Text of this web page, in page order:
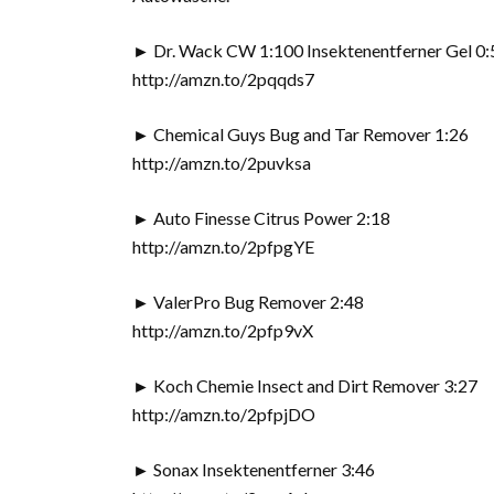
► Dr. Wack CW 1:100 Insektenentferner Gel
http://amzn.to/2pqqds7
► Chemical Guys Bug and Tar Remover 1:26
http://amzn.to/2puvksa
► Auto Finesse Citrus Power 2:18
http://amzn.to/2pfpgYE
► ValerPro Bug Remover 2:48
http://amzn.to/2pfp9vX
► Koch Chemie Insect and Dirt Remover 3:27
http://amzn.to/2pfpjDO
► Sonax Insektenentferner 3:46